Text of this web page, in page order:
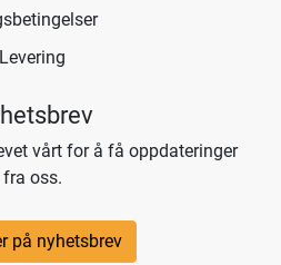
Levering
vårt for å få oppdateringer
fra oss.
på nyhetsbrev